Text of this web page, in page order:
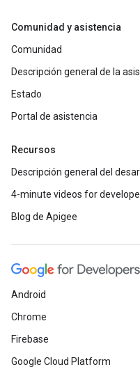
Comunidad y asistencia
Comunidad
Descripción general de la
Estado
Portal de asistencia
Recursos
Descripción general del
4-minute videos for
Blog de Apigee
Android
Chrome
Firebase
Google Cloud Platform